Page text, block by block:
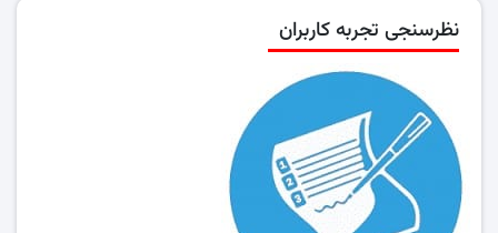
نظرسنجی تجربه کاربران